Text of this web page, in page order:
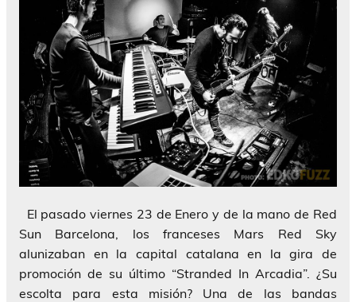
El pasado viernes 23 de Enero y de la mano de Red
Sun Barcelona, los franceses Mars Red Sky
alunizaban en la capital catalana en la gira de
promoción de su último “Stranded In Arcadia”. ¿Su
escolta para esta misión? Una de las bandas